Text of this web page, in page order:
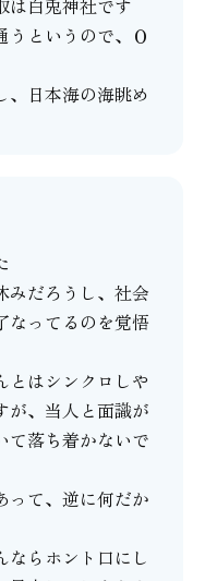
は白兎神社です
うというので、Ｏ
、日本海の海眺め
みだろうし、社会
なってるのを覚悟
とはシンクロしや
が、当人と面識が
て落ち着かないで
って、逆に何だか
ならホント口にし